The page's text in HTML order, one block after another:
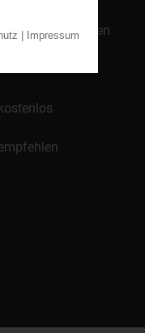
Handelsnamen